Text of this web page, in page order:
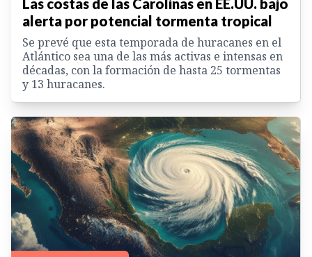
Las costas de las Carolinas en EE.UU. bajo
alerta por potencial tormenta tropical
Se prevé que esta temporada de huracanes en el
Atlántico sea una de las más activas e intensas en
décadas, con la formación de hasta 25 tormentas
y 13 huracanes.